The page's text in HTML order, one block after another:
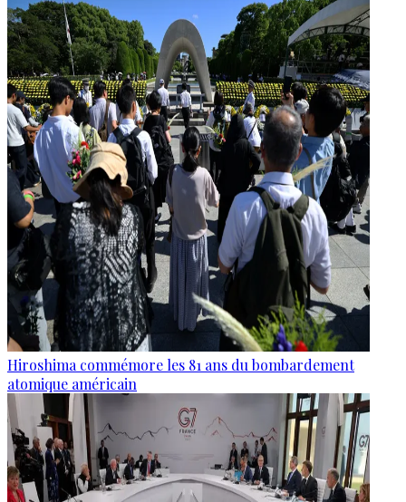
Hiroshima commémore les 81 ans du bombardement
atomique américain